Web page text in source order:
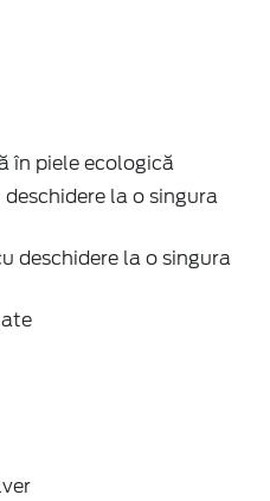
în piele ecologică
la o singura
deschidere la o singura